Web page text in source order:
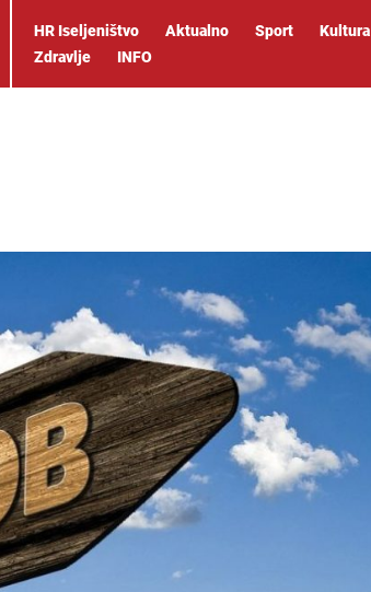
HR Iseljeništvo Aktualno Sport Kultura
Zdravlje
INFO